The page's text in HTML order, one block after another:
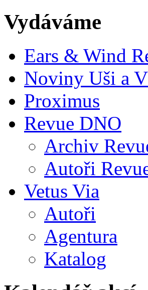
Vydáváme
Ears & Wind
Noviny Uši a
Proximus
Revue DNO
Archiv
Autoři
Vetus Via
Autoři
Agentura
Katalog